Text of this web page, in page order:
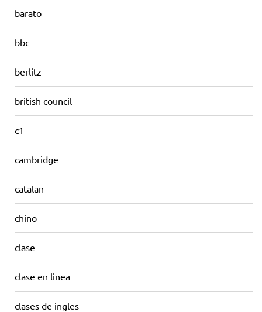
barato
bbc
berlitz
british council
c1
cambridge
catalan
chino
clase
clase en linea
clases de ingles